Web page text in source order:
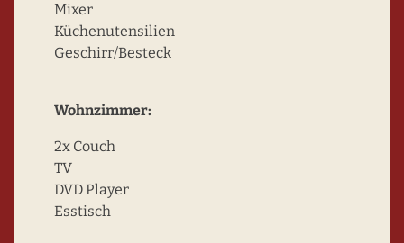
Mixer
Küchenutensilien
Geschirr/Besteck
Wohnzimmer:
2x Couch
TV
DVD Player
Esstisch